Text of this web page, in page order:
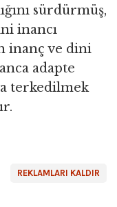
sürdürmüş,
inancı
inanç ve dini
adapte
terkedilmek
REKLAMLARI KALDIR